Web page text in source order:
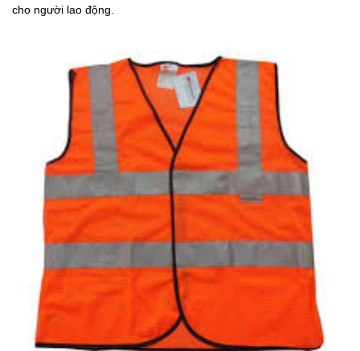
cho người lao động.